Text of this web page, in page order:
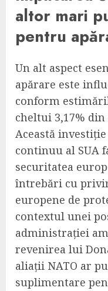
altor mari
pentru
Un alt aspect
apărare este
conform
cheltui 3,17%
Această
continuu al SUA
securitatea
întrebări cu
europene de
contextul unei
administrației
revenirea lui
aliații NATO ar
suplimentare